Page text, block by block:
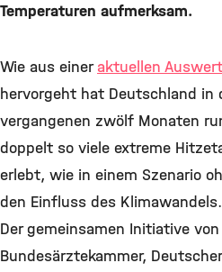
Temperaturen aufmerksam.
Wie aus eineraktuellen
hervorgeht hat Deutschland in
vergangenen zwölf Monaten
doppelt so viele extreme
erlebt, wie in einem Szenario
den Einfluss des Klimawandels.
Der gemeinsamen Initiative von
Bundesärztekammer, Deutscher